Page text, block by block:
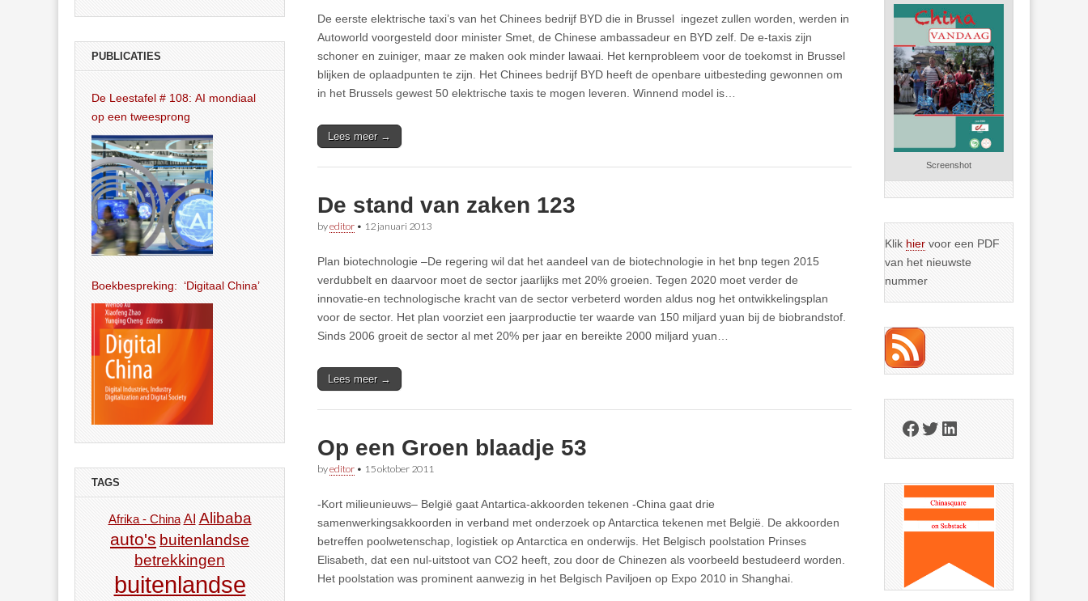
De eerste elektrische taxi’s van het Chinees bedrijf BYD die in Brussel ingezet zullen worden, werden in
Autoworld voorgesteld door minister Smet, de Chinese ambassadeur en BYD zelf. De e-taxis zijn
schoner en zuiniger, maar ze maken ook minder lawaai. Het kernprobleem voor de toekomst in Brussel
blijken de oplaadpunten te zijn. Het Chinees bedrijf BYD heeft de openbare uitbesteding gewonnen om
in het Brussels gewest 50 elektrische taxis te mogen leveren. Winnend model is…
Lees meer →
De stand van zaken 123
byeditor • 12 januari 2013
Plan biotechnologie –De regering wil dat het aandeel van de biotechnologie in het bnp tegen 2015
verdubbelt en daarvoor moet de sector jaarlijks met 20% groeien. Tegen 2020 moet verder de
innovatie-en technologische kracht van de sector verbeterd worden aldus nog het ontwikkelingsplan
voor de sector. Het plan voorziet een jaarproductie ter waarde van 150 miljard yuan bij de biobrandstof.
Sinds 2006 groeit de sector al met 20% per jaar en bereikte 2000 miljard yuan…
Lees meer →
Op een Groen blaadje 53
byeditor • 15 oktober 2011
-Kort milieunieuws– België gaat Antartica-akkoorden tekenen -China gaat drie
samenwerkingsakkoorden in verband met onderzoek op Antarctica tekenen met België. De akkoorden
betreffen poolwetenschap, logistiek op Antarctica en onderwijs. Het Belgisch poolstation Prinses
Elisabeth, dat een nul-uitstoot van CO2 heeft, zou door de Chinezen als voorbeeld bestudeerd worden.
Het poolstation was prominent aanwezig in het Belgisch Paviljoen op Expo 2010 in Shanghai.
PUBLICATIES
De Leestafel # 108: AI mondiaal
op een tweesprong
Boekbespreking: ‘Digitaal China’
TAGS
Afrika - China AI Alibaba
auto's buitenlandse
betrekkingen
buitenlandse
Screenshot
Klik hier voor een PDF
van het nieuwste
nummer
Facebook
Twitter
LinkedIn